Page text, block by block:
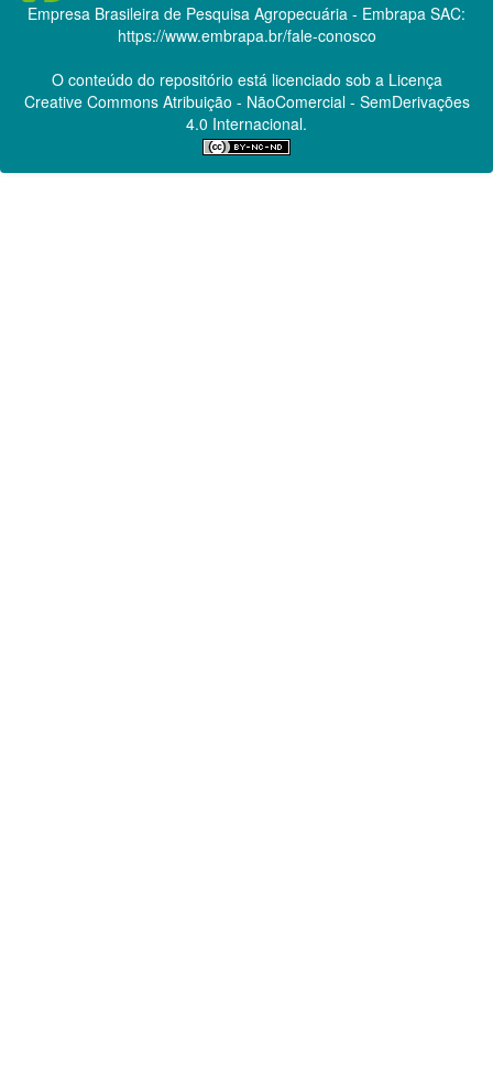
Empresa Brasileira de Pesquisa Agropecuária - Embrapa SAC:
https://www.embrapa.br/fale-conosco
O conteúdo do repositório está licenciado sob a Licença
Creative CommonsAtribuição - NãoComercial - SemDerivações
4.0 Internacional.